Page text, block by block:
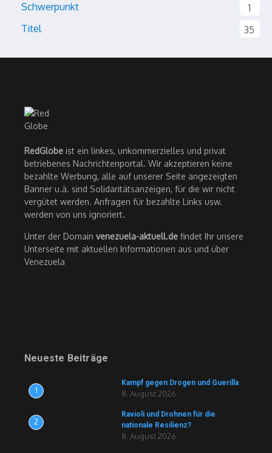
Schwerpunkt
1
Titel
35
RedGlobe ist ein linkes, unkommerzielles und privat
betriebenes Nachrichtenportal. Wir akzeptieren keine
bezahlte Werbung, alle auf unserer Seite angezeigten
Banner u.ä. sind Solidaritätsanzeigen, für die wir nicht
vergütet werden. Anfragen für bezahlte Links usw.
werden von uns ignoriert.
Unter der Domain venezuela-aktuell.de findet Ihr unsere
Unterseite mit aktuellen Informationen aus und über
Venezuela
Neueste Beiträge
1
Kampf gegen Drogen und Guerilla
8. August 2026
2
Ravioli und Drohnen für die
nationale Resilienz?
8. August 2026